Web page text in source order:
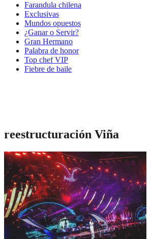
Farandula chilena
Exclusivas
Mundos opuestos
¿Ganar o Servir?
Gran Hermano
Palabra de honor
Top chef VIP
Fiebre de baile
reestructuración Viña